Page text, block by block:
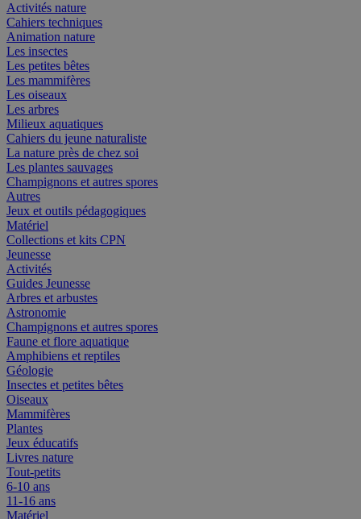
Activités nature
Cahiers techniques
Animation nature
Les insectes
Les petites bêtes
Les mammifères
Les oiseaux
Les arbres
Milieux aquatiques
Cahiers du jeune naturaliste
La nature près de chez soi
Les plantes sauvages
Champignons et autres spores
Autres
Jeux et outils pédagogiques
Matériel
Collections et kits CPN
Jeunesse
Activités
Guides Jeunesse
Arbres et arbustes
Astronomie
Champignons et autres spores
Faune et flore aquatique
Amphibiens et reptiles
Géologie
Insectes et petites bêtes
Oiseaux
Mammifères
Plantes
Jeux éducatifs
Livres nature
Tout-petits
6-10 ans
11-16 ans
Matériel